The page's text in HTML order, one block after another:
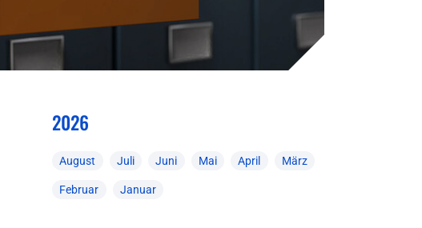
2026
August Juli Juni Mai April März
Februar Januar